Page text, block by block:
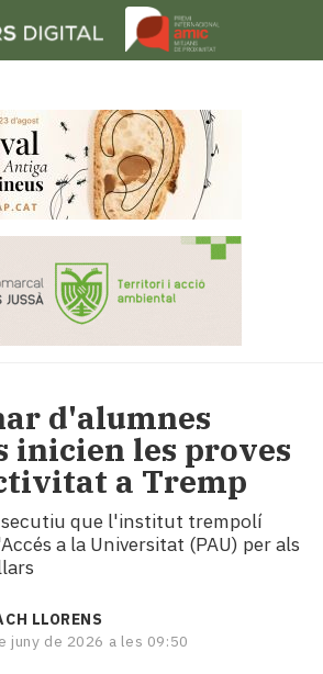
d'alumnes
inicien les proves
a Tremp
que l'institut trempolí
a la Universitat (PAU) per als
LLORENS
juny de 2026 a les 09:50